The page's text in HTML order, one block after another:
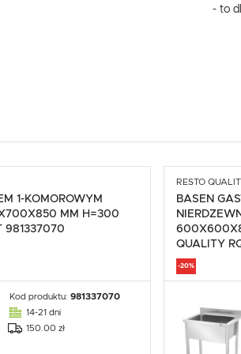
- to
1-KOMOROWYM
MM H=300
981337070
Kod produktu:981337070
14-21 dni
150.00 zł
RESTO
BASEN
QUALITY
-20%